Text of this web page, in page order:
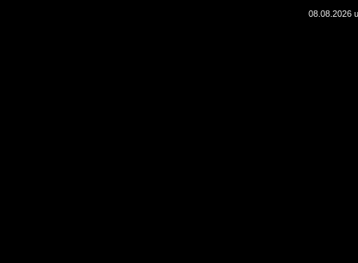
08.08.2026